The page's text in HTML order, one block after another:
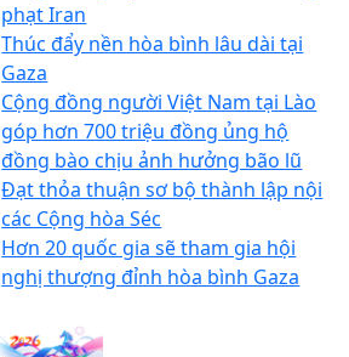
phạt Iran
Thúc đẩy nền hòa bình lâu dài tại
Gaza
Cộng đồng người Việt Nam tại Lào
góp hơn 700 triệu đồng ủng hộ
đồng bào chịu ảnh hưởng bão lũ
Đạt thỏa thuận sơ bộ thành lập nội
các Cộng hòa Séc
Hơn 20 quốc gia sẽ tham gia hội
nghị thượng đỉnh hòa bình Gaza